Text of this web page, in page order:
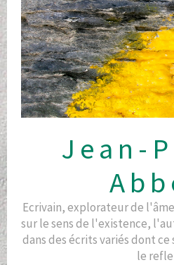
Jean-
Ecrivain, explorateur de
sur le sens de l'existence,
dans des écrits variés dont
le